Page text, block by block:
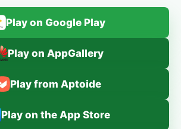
Play on Google Play
Play on AppGallery
Play from Aptoide
Play on the App Store